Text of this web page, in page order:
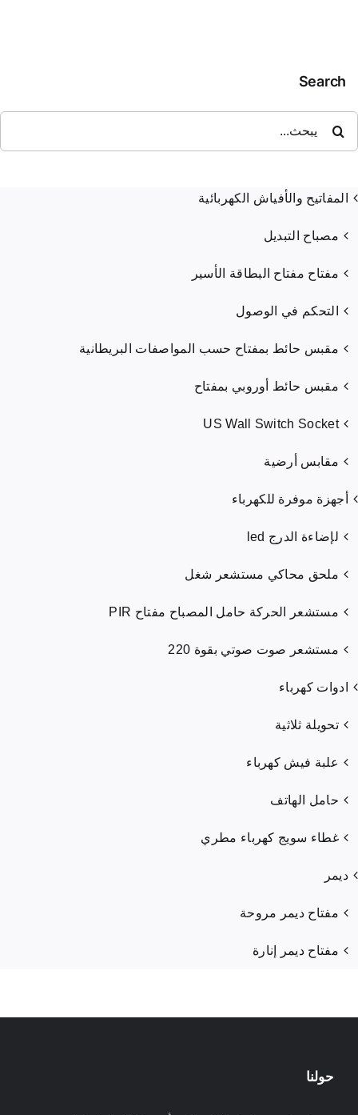
Search
عن:
المفاتيح والأفياش الكهربائية
مصباح التبديل
مفتاح مفتاح البطاقة الأسير
التحكم في الوصول
مقبس حائط بمفتاح حسب المواصفات البريطانية
مقبس حائط أوروبي بمفتاح
US Wall Switch Socket
مقابس أرضية
أجهزة موفرة للكهرباء
لإضاءة الدرج led
ملحق محاكي مستشعر شغل
مستشعر الحركة حامل المصباح مفتاح PIR
مستشعر صوت صوتي بقوة 220
ادوات كهرباء
تحويلة ثلاثية
علبة فيش كهرباء
حامل الهاتف
غطاء سويج كهرباء مطري
ديمر
مفتاح ديمر مروحة
مفتاح ديمر إنارة
حولنا